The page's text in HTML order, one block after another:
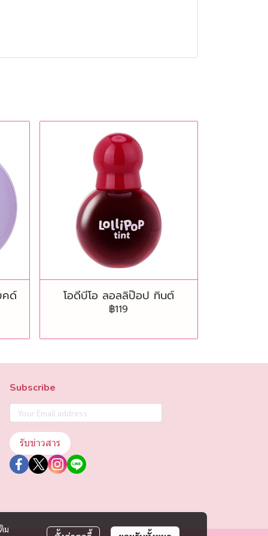
คด์ โอดีบีโอ ลอลลิป๊อป ทินต์
฿119
ม
Subscribe
รับข่าวสาร